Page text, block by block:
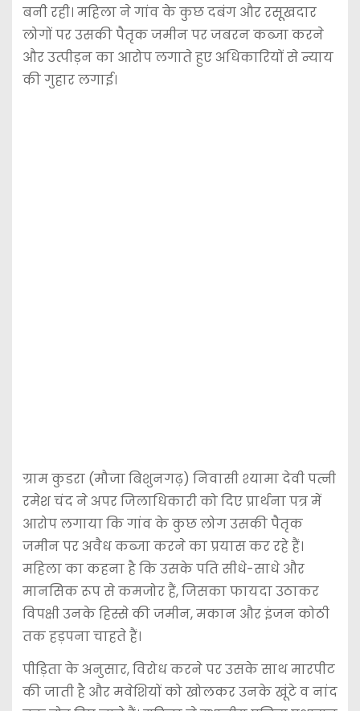
बनी रही। महिला ने गांव के कुछ दबंग और रसूखदार
लोगों पर उसकी पैतृक जमीन पर जबरन कब्जा करने
और उत्पीड़न का आरोप लगाते हुए अधिकारियों से न्याय
की गुहार लगाई।
ग्राम कुडरा (मौजा बिशुनगढ़) निवासी श्यामा देवी पत्नी
रमेश चंद ने अपर जिलाधिकारी को दिए प्रार्थना पत्र में
आरोप लगाया कि गांव के कुछ लोग उसकी पैतृक
जमीन पर अवैध कब्जा करने का प्रयास कर रहे हैं।
महिला का कहना है कि उसके पति सीधे-साधे और
मानसिक रूप से कमजोर हैं, जिसका फायदा उठाकर
विपक्षी उनके हिस्से की जमीन, मकान और इंजन कोठी
तक हड़पना चाहते हैं।
पीड़िता के अनुसार, विरोध करने पर उसके साथ मारपीट
की जाती है और मवेशियों को खोलकर उनके खूंटे व नांद